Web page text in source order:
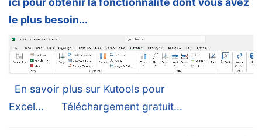
le plus besoin...
En savoir plus sur Kutools pour
Excel...
Téléchargement gratuit...